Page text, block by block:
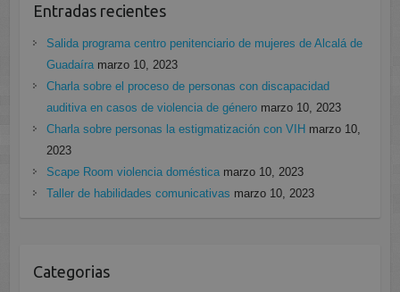
Entradas recientes
Salida programa centro penitenciario de mujeres de Alcalá de
Guadaíra marzo 10, 2023
Charla sobre el proceso de personas con discapacidad
auditiva en casos de violencia de género marzo 10, 2023
Charla sobre personas la estigmatización con VIH marzo 10,
2023
Scape Room violencia doméstica marzo 10, 2023
Taller de habilidades comunicativas marzo 10, 2023
Categorias